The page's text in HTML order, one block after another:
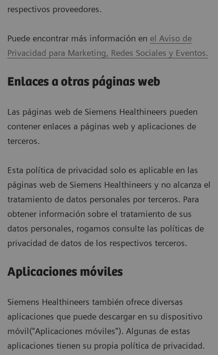
respectivos proveedores.
Puede encontrar más información en el Aviso de
Privacidad para Marketing, Redes Sociales y Eventos.
Enlaces a otras páginas web
Las páginas web de Siemens Healthineers pueden
contener enlaces a páginas web y aplicaciones de
terceros.
Esta política de privacidad solo es aplicable en las
páginas web de Siemens Healthineers y no alcanza el
tratamiento de datos personales por terceros. Para
obtener información sobre el tratamiento de sus
datos personales, rogamos consulte las políticas de
privacidad de datos de los respectivos terceros.
Aplicaciones móviles
Siemens Healthineers también ofrece diversas
aplicaciones que puede descargar en su dispositivo
móvil("Aplicaciones móviles"). Algunas de estas
aplicaciones tienen su propia política de privacidad.